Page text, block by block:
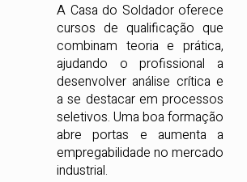
A Casa do Soldador oferece
cursos de qualificação que
combinam teoria e prática,
ajudando o profissional a
desenvolver análise crítica e
a se destacar em processos
seletivos. Uma boa formação
abre portas e aumenta a
empregabilidade no mercado
industrial.